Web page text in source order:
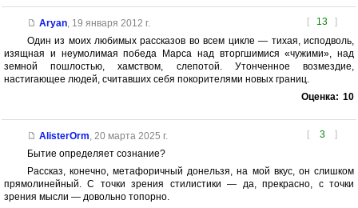
[ 13 ]
Aryan, 19 января 2012 г.
Один из моих любимых рассказов во всем цикле — тихая, исподволь,
изящная и неумолимая победа Марса над вторгшимися «чужими», над
земной пошлостью, хамством, слепотой. Утонченное возмездие,
настигающее людей, считавших себя покорителями новых границ.
Оценка: 10
[ 3 ]
AlisterOrm, 20 марта 2025 г.
Бытие определяет сознание?
Рассказ, конечно, метафоричный донельзя, на мой вкус, он слишком
прямолинейный. С точки зрения стилистики — да, прекрасно, с точки
зрения мысли — довольно топорно.